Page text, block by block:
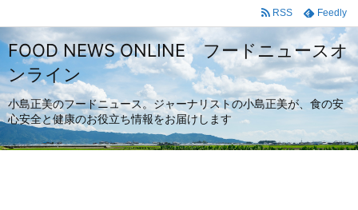
FOOD NEWS ONLINE フードニュースオ
ンライン
小島正美のフードニュース。ジャーナリストの小島正美が、食の安
心安全と健康のお役立ち情報をお届けします
RSS Feedly